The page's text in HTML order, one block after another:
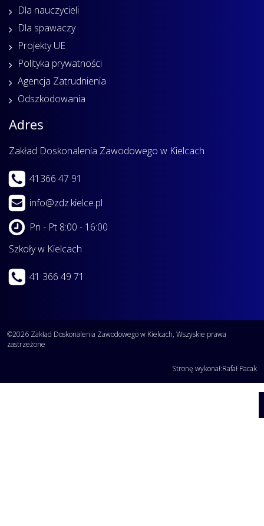
Dla nauczycieli
Dla spawaczy
Projekty UE
Polityka prywatności
Agencja Zatrudnienia
Odszkodowania
Adres
Zakład Doskonalenia Zawodowego w Kielcach
41366 47 91
info@zdz.kielce.pl
Pn - Pt 8:00 - 16:00
Szkoły w Kielcach
41 366 49 71
©2026 Zakład Doskonalenia Zawodowego w Kielcach, Wszyskie prawa
zastrzeżone
Stronę wykonał:Rafał Pacak